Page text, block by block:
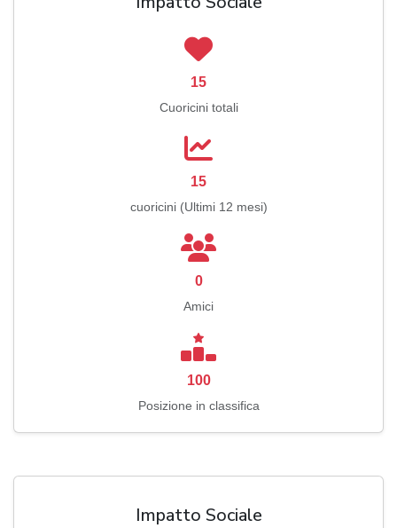
15
Cuoricini totali
15
cuoricini (Ultimi 12 mesi)
0
Amici
100
Posizione in classifica
Impatto Sociale